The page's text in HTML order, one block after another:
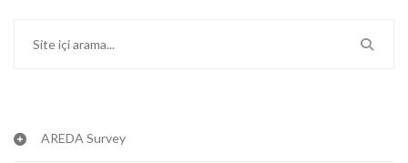
AREDA Survey